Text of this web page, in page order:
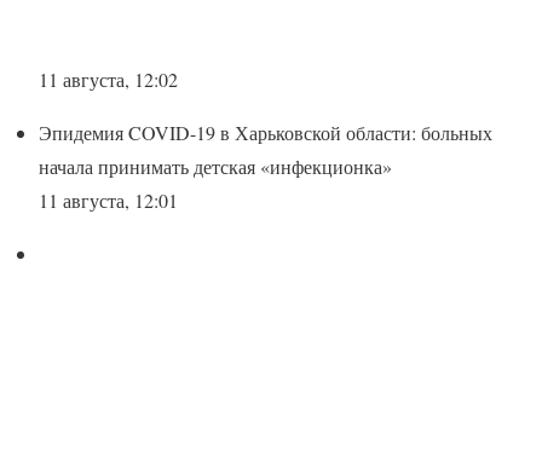
11 августа, 12:02
Эпидемия COVID-19 в Харьковской области: больных
начала принимать детская «инфекционка»
11 августа, 12:01